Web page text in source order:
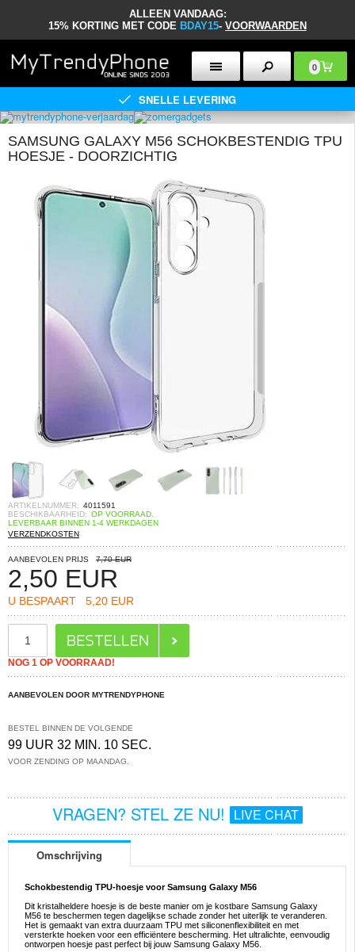
ALLEEN VANDAAG:
15% KORTING MET CODE BDAY15- VOORWAARDEN
0
SNELLE LEVERING
SAMSUNG GALAXY M56 SCHOKBESTENDIG TPU
HOESJE - DOORZICHTIG
ARTIKELNUMMER: 4011591
BESCHIKBAARHEID: OP VOORRAAD.
LEVERBAAR BINNEN 1-4 WERKDAGEN
VERZENDKOSTEN
AANBEVOLEN PRIJS 7,70 EUR
2,50 EUR
U BESPAART 5,20 EUR
NOG 1 OP VOORRAAD!
AANBEVOLEN DOOR MYTRENDYPHONE
BESTEL BINNEN DE VOLGENDE
99 UUR 32 MIN. 09 SEC.
VOOR ZENDING OP MAANDAG.
VRAGEN? STEL ZE NU! LIVE CHAT
Omschrijving
Schokbestendig TPU-hoesje voor Samsung Galaxy M56
Dit kristalheldere hoesje is de beste manier om je kostbare Samsung Galaxy
M56 te beschermen tegen dagelijkse schade zonder het uiterlijk te veranderen.
Het is gemaakt van extra duurzaam TPU met siliconenflexibiliteit en met
versterkte hoeken voor een efficiëntere bescherming. Het ultralichte, eenvoudig
ontworpen hoesje past perfect bij jouw Samsung Galaxy M56.